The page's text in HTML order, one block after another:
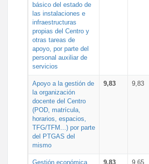
básico del estado de
las instalaciones e
infraestructuras
propias del Centro y
otras tareas de
apoyo, por parte del
personal auxiliar de
servicios
Apoyo a la gestión de
la organización
docente del Centro
(POD, matrícula,
horarios, espacios,
TFG/TFM...) por parte
del PTGAS del
mismo
9,83 9,83
Gestión económica
9,83 9,65